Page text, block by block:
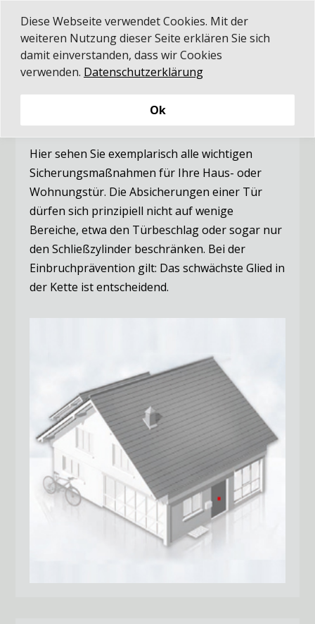
Diese Webseite verwendet Cookies. Mit der
weiteren Nutzung dieser Seite erklären Sie sich
damit einverstanden, dass wir Cookies
verwenden. Datenschutzerklärung
Ok
Einbruchschutz
Wohnungstüren
Hier sehen Sie exemplarisch alle wichtigen
Sicherungsmaßnahmen für Ihre Haus- oder
Wohnungstür. Die Absicherungen einer Tür
dürfen sich prinzipiell nicht auf wenige
Bereiche, etwa den Türbeschlag oder sogar nur
den Schließzylinder beschränken. Bei der
Einbruchprävention gilt: Das schwächste Glied in
der Kette ist entscheidend.